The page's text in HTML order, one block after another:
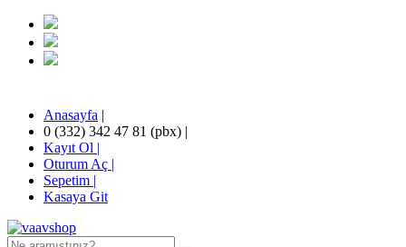
Anasayfa |
0 (332) 342 47 81 (pbx) |
Kayıt Ol |
Oturum Aç |
Sepetim |
Kasaya Git